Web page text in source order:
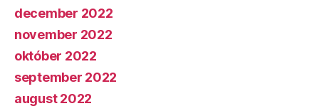
december 2022
november 2022
október 2022
september 2022
august 2022